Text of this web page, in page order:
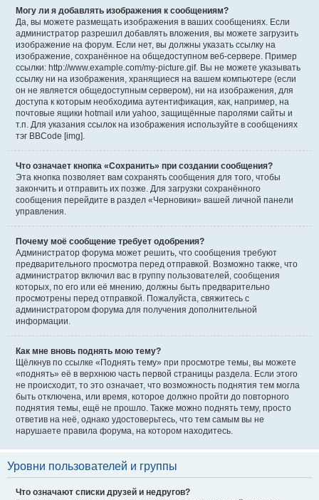
Могу ли я добавлять изображения к сообщениям?
Да, вы можете размещать изображения в ваших сообщениях. Если
администратор разрешил добавлять вложения, вы можете загрузить
изображение на форум. Если нет, вы должны указать ссылку на
изображение, сохранённое на общедоступном веб-сервере. Пример
ссылки: http://www.example.com/my-picture.gif. Вы не можете указывать
ссылку ни на изображения, хранящиеся на вашем компьютере (если
он не является общедоступным сервером), ни на изображения, для
доступа к которым необходима аутентификация, как, например, на
почтовые ящики hotmail или yahoo, защищённые паролями сайты и
т.п. Для указания ссылок на изображения используйте в сообщениях
тэг BBCode [img].
Что означает кнопка «Сохранить» при создании сообщения?
Эта кнопка позволяет вам сохранять сообщения для того, чтобы
закончить и отправить их позже. Для загрузки сохранённого
сообщения перейдите в раздел «Черновики» вашей личной панели
управления.
Почему моё сообщение требует одобрения?
Администратор форума может решить, что сообщения требуют
предварительного просмотра перед отправкой. Возможно также, что
администратор включил вас в группу пользователей, сообщения
которых, по его или её мнению, должны быть предварительно
просмотрены перед отправкой. Пожалуйста, свяжитесь с
администратором форума для получения дополнительной
информации.
Как мне вновь поднять мою тему?
Щёлкнув по ссылке «Поднять тему» при просмотре темы, вы можете
«поднять» её в верхнюю часть первой страницы раздела. Если этого
не происходит, то это означает, что возможность поднятия тем могла
быть отключена, или время, которое должно пройти до повторного
поднятия темы, ещё не прошло. Также можно поднять тему, просто
ответив на неё, однако удостоверьтесь, что тем самым вы не
нарушаете правила форума, на котором находитесь.
Уровни пользователей и группы
Что означают списки друзей и недругов?